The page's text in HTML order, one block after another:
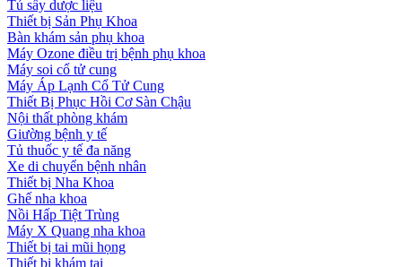
Tủ sấy dược liệu
Thiết bị Sản Phụ Khoa
Bàn khám sản phụ khoa
Máy Ozone điều trị bệnh phụ khoa
Máy soi cổ tử cung
Máy Áp Lạnh Cổ Tử Cung
Thiết Bị Phục Hồi Cơ Sàn Chậu
Nội thất phòng khám
Giường bệnh y tế
Tủ thuốc y tế đa năng
Xe di chuyển bệnh nhân
Thiết bị Nha Khoa
Ghế nha khoa
Nồi Hấp Tiệt Trùng
Máy X Quang nha khoa
Thiết bị tai mũi họng
Thiết bị khám tai